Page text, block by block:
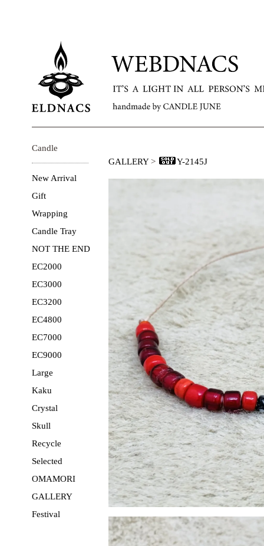
Candle
New Arrival
Gift
Wrapping
Candle Tray
NOT THE END
EC2000
EC3000
EC3200
EC4800
EC7000
EC9000
Large
Kaku
Crystal
Skull
Recycle
Selected
OMAMORI
GALLERY
Festival
GALLERY> Y-2145J